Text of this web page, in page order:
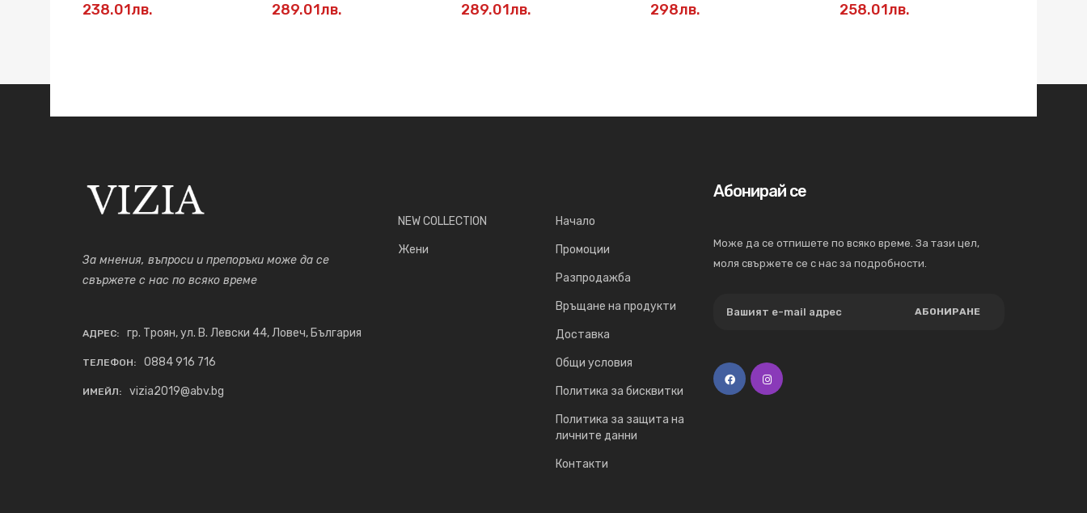
238.01лв.
289.01лв.
289.01лв.
298лв.
258.01лв.
За мнения, въпроси и препоръки може да се
свържете с нас по всяко време
АДРЕС: гр. Троян, ул. В. Левски 44, Ловеч, България
ТЕЛЕФОН: 0884 916 716
ИМЕЙЛ: vizia2019@abv.bg
NEW COLLECTION
Жени
Начало
Промоции
Разпродажба
Връщане на продукти
Доставка
Общи условия
Политика за бисквитки
Политика за защита на
личните данни
Контакти
Абонирай се
Може да се отпишете по всяко време. За тази цел,
моля свържете се с нас за подробности.
АБОНИРАНЕ